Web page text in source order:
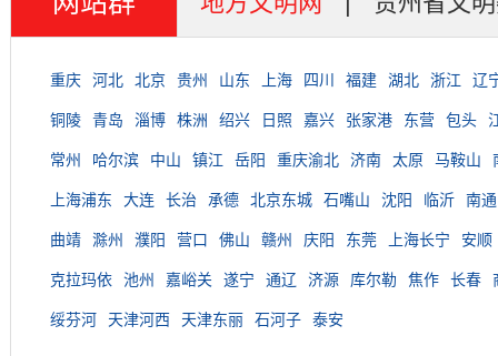
重庆 河北 北京 贵州 山东 上海 四川 福建 湖北 浙江 辽
铜陵 青岛 淄博 株洲 绍兴 日照 嘉兴 张家港 东营 包头
常州 哈尔滨 中山 镇江 岳阳 重庆渝北 济南 太原 马鞍山
上海浦东 大连 长治 承德 北京东城 石嘴山 沈阳 临沂 南通
曲靖 滁州 濮阳 营口 佛山 赣州 庆阳 东莞 上海长宁 安顺
克拉玛依 池州 嘉峪关 遂宁 通辽 济源 库尔勒 焦作 长春
绥芬河 天津河西 天津东丽 石河子 泰安